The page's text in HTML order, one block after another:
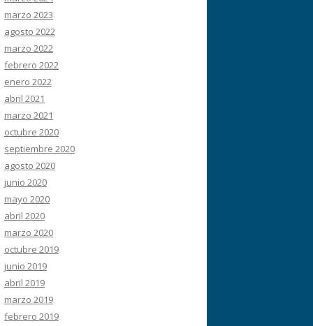
marzo 2023
agosto 2022
marzo 2022
febrero 2022
enero 2022
abril 2021
marzo 2021
octubre 2020
septiembre 2020
agosto 2020
junio 2020
mayo 2020
abril 2020
marzo 2020
octubre 2019
junio 2019
abril 2019
marzo 2019
febrero 2019